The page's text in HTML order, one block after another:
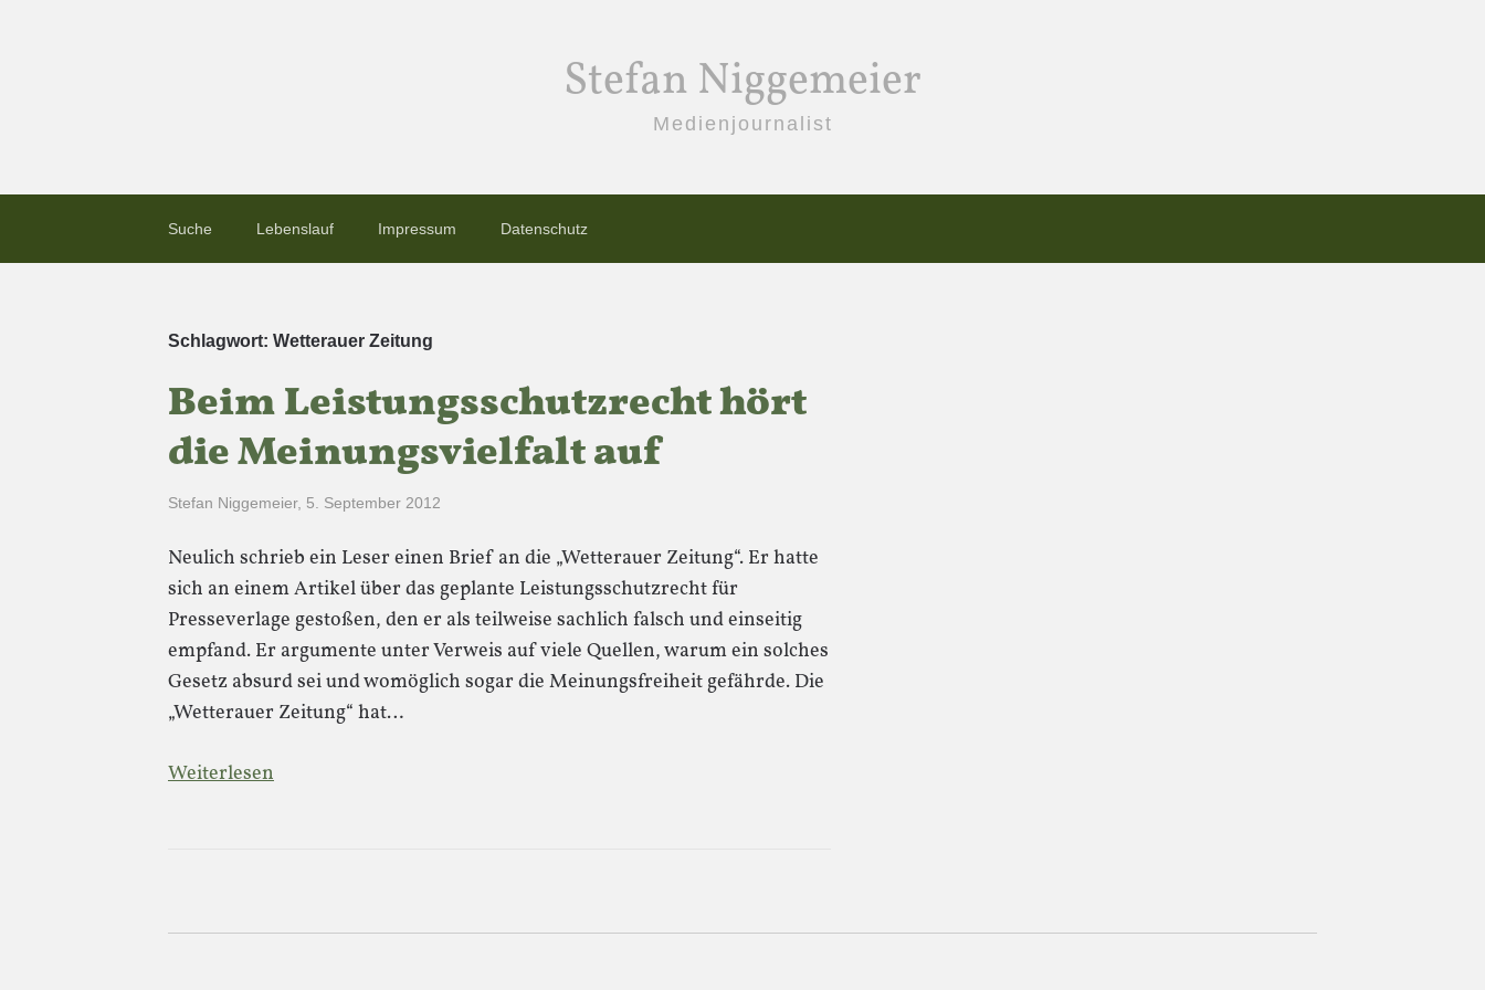
Stefan Niggemeier
Medienjournalist
Suche Lebenslauf Impressum Datenschutz
Schlagwort: Wetterauer Zeitung
Beim Leistungsschutzrecht hört
die Meinungsvielfalt auf
Stefan Niggemeier, 5. September 2012
Neulich schrieb ein Leser einen Brief an die „Wetterauer Zeitung“. Er hatte
sich an einem Artikel über das geplante Leistungsschutzrecht für
Presseverlage gestoßen, den er als teilweise sachlich falsch und einseitig
empfand. Er argumente unter Verweis auf viele Quellen, warum ein solches
Gesetz absurd sei und womöglich sogar die Meinungsfreiheit gefährde. Die
„Wetterauer Zeitung“ hat…
Weiterlesen